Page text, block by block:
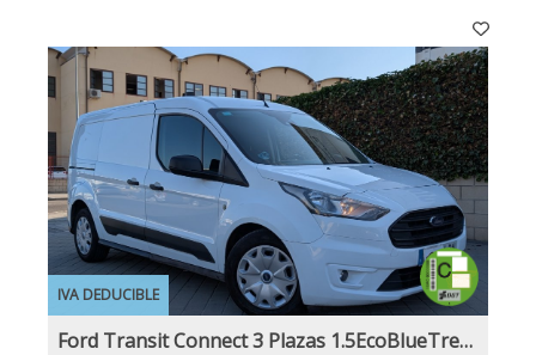
IVA DEDUCIBLE
Ford Transit Connect 3 Plazas 1.5EcoBlueTrend 210 L2 4 Puertas 100Cv IVA y Garantía Inc Etiqueta C